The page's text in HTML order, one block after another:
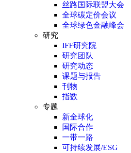
丝路国际联盟大会
全球碳定价会议
全球绿色金融峰会
研究
IFF研究院
研究团队
研究动态
课题与报告
刊物
指数
专题
新全球化
国际合作
一带一路
可持续发展/ESG